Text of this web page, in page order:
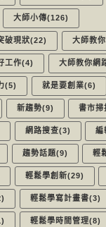
大師小傳(126)
破現狀(22) 大師教
工作(4) 大師教你網
(5) 就是要創業(6)
新趨勢(9) 書市掃
網路搜查(3) 編
趨勢話題(9) 輕
輕鬆學創新(29)
輕鬆學寫計畫書(3)
輕鬆學時間管理(8)